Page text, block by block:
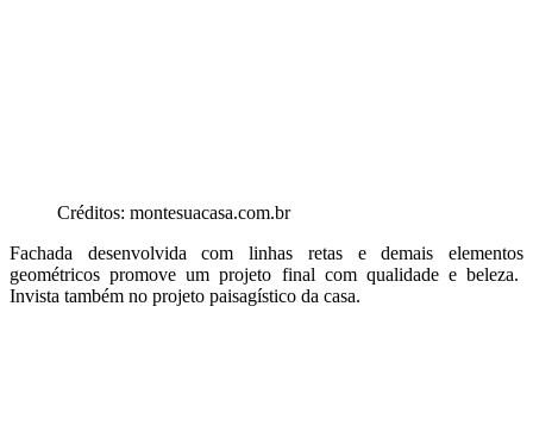
Créditos: montesuacasa.com.br
Fachada desenvolvida com linhas retas e demais elementos
geométricos promove um projeto final com qualidade e beleza.
Invista também no projeto paisagístico da casa.